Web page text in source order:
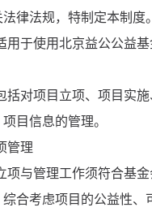
律法规，特制定本制度。
用于使用北京益公公益
括对项目立项、项目实
目信息的管理。
管理
项与管理工作须符合基
合考虑项目的公益性、